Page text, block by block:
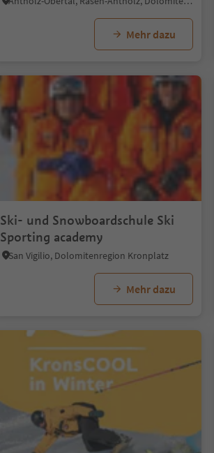
Mehr dazu
Ski- und Snowboardschule Ski
Sporting academy
San Vigilio, Dolomitenregion Kronplatz
Mehr dazu